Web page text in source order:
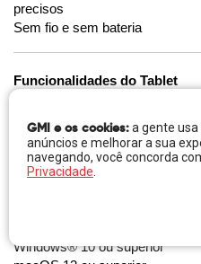
precisos
Sem fio e sem bateria
Funcionalidades do Tablet
Formato: 16:9, ideal para
Conectividade: USB ou
múltiplos computadores
Windows® 10 ou superior
GMI e os cookies:a gente
anúncios e melhorar a sua
navegando, você concorda
Privacidade